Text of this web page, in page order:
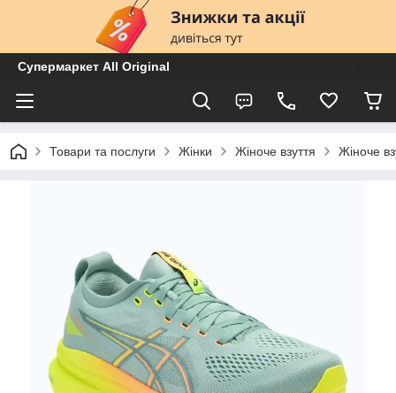
Супермаркет All Original
Товари та послуги Жінки Жіноче взуття Жіноче